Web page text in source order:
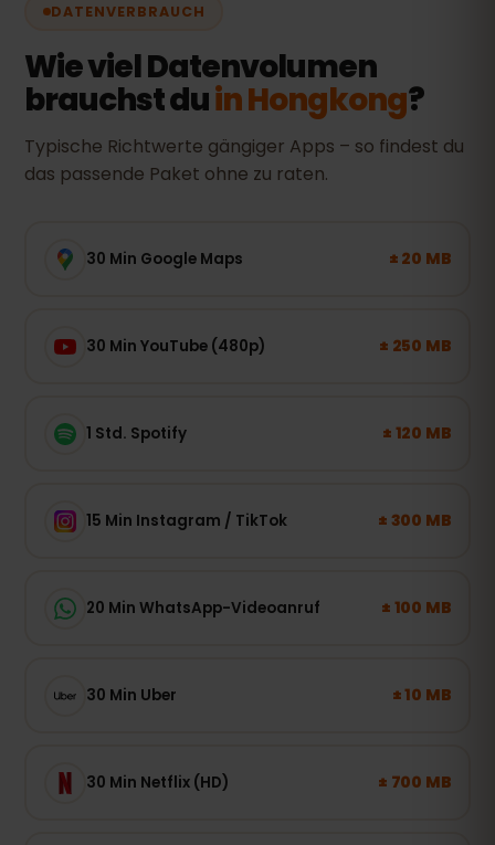
DATENVERBRAUCH
Wie viel Datenvolumen
brauchst duin Hongkong?
Typische Richtwerte gängiger Apps – so findest du
das passende Paket ohne zu raten.
30 Min Google Maps ± 20 MB
30 Min YouTube (480p) ± 250 MB
1 Std. Spotify ± 120 MB
15 Min Instagram / TikTok ± 300 MB
20 Min WhatsApp-Videoanruf ± 100 MB
30 Min Uber ± 10 MB
30 Min Netflix (HD) ± 700 MB